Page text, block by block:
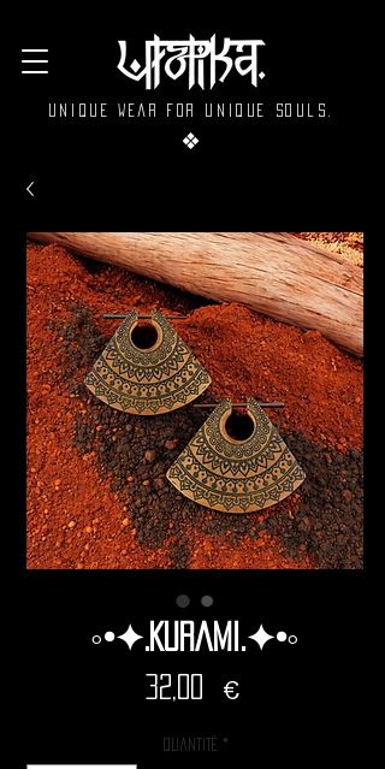
Unique wear for unique souls.
❖
◦•✦.Kurami.✦•◦
32,00 €Prix
Quantité *